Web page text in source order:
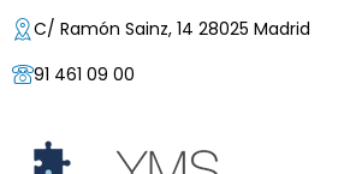
C/ Ramón Sainz, 14 28025 Madrid
91 461 09 00